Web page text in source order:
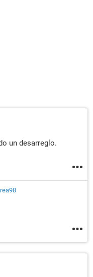
un desarreglo.